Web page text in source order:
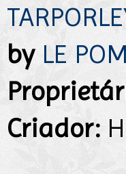
by LE
Criador: